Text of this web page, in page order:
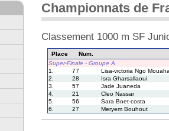
Championnats de
Classement 1000 m SF
Place
Num.
Super-Finale - Groupe A
1.
77
Lisa-victoria Ngo
2.
28
Isra Gharsallaoui
3.
57
Jade Juaneda
4.
21
Cleo Nassar
5.
56
Sara Boet-costa
6.
27 Meryem Bouhout